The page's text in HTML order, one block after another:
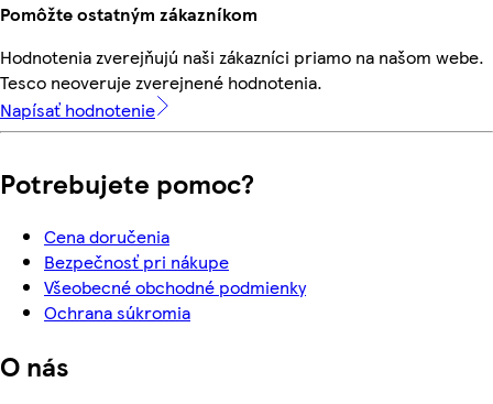
Pomôžte ostatným zákazníkom
Hodnotenia zverejňujú naši zákazníci priamo na našom webe.
Tesco neoveruje zverejnené hodnotenia.
Napísať hodnotenie
Potrebujete pomoc?
Cena doručenia
Bezpečnosť pri nákupe
Všeobecné obchodné podmienky
Ochrana súkromia
O nás